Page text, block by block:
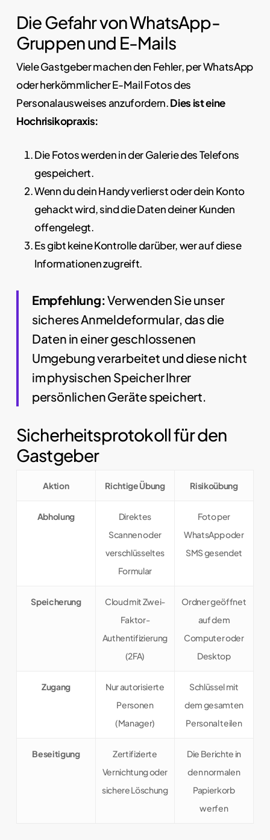
Die Gefahr von WhatsApp-
Gruppen und E-Mails
Viele Gastgeber machen den Fehler, per WhatsApp
oder herkömmlicher E-Mail Fotos des
Personalausweises anzufordern.Dies ist eine
Hochrisikopraxis:
Die Fotos werden in der Galerie des Telefons
gespeichert.
Wenn du dein Handy verlierst oder dein Konto
gehackt wird, sind die Daten deiner Kunden
offengelegt.
Es gibt keine Kontrolle darüber, wer auf diese
Informationen zugreift.
Empfehlung:Verwenden Sie unser
sicheres Anmeldeformular, das die
Daten in einer geschlossenen
Umgebung verarbeitet und diese nicht
im physischen Speicher Ihrer
persönlichen Geräte speichert.
Sicherheitsprotokoll für den
Gastgeber
Aktion Richtige Übung Risikoübung
Abholung
Direktes
Scannen oder
verschlüsseltes
Formular
Foto per
WhatsApp oder
SMS gesendet
Speicherung
Cloud mit Zwei-
Faktor-
Authentifizierung
(2FA)
Ordner geöffnet
auf dem
Computer oder
Desktop
Zugang
Nur autorisierte
Personen
(Manager)
Schlüssel mit
dem gesamten
Personal teilen
Beseitigung
Zertifizierte
Vernichtung oder
sichere Löschung
Die Berichte in
den normalen
Papierkorb
werfen